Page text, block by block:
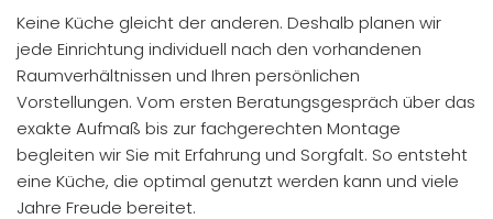
Keine Küche gleicht der anderen. Deshalb planen wir
jede Einrichtung individuell nach den vorhandenen
Raumverhältnissen und Ihren persönlichen
Vorstellungen. Vom ersten Beratungsgespräch über das
exakte Aufmaß bis zur fachgerechten Montage
begleiten wir Sie mit Erfahrung und Sorgfalt. So entsteht
eine Küche, die optimal genutzt werden kann und viele
Jahre Freude bereitet.